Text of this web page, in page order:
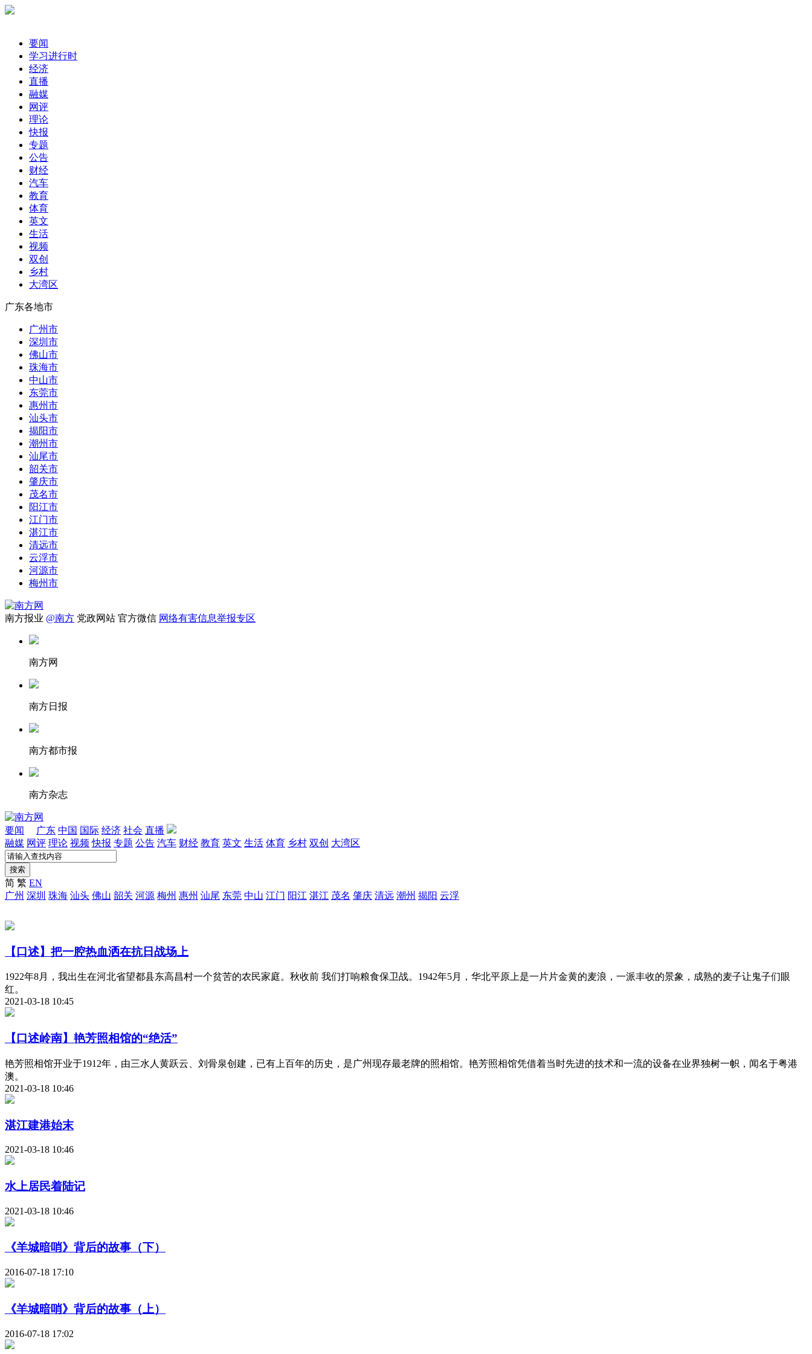
要闻
学习进行时
经济
直播
融媒
网评
理论
快报
专题
公告
财经
汽车
教育
体育
英文
生活
视频
双创
乡村
大湾区
广东各地市
广州市
深圳市
佛山市
珠海市
中山市
东莞市
惠州市
汕头市
揭阳市
潮州市
汕尾市
韶关市
肇庆市
茂名市
阳江市
江门市
湛江市
清远市
云浮市
河源市
梅州市
南方报业 @南方 党政网站 官方微信 网络有害信息举报专区
南方网
南方日报
南方都市报
南方杂志
要闻 广东 中国 国际 经济 社会 直播
融媒 网评 理论 视频 快报 专题 公告 汽车 财经 教育 英文 生活 体育 乡村 双创 大湾区
搜索
简 繁 EN
广州 深圳 珠海 汕头 佛山 韶关 河源 梅州 惠州 汕尾 东莞 中山 江门 阳江 湛江 茂名 肇庆 清远 潮州 揭阳 云浮
【口述】把一腔热血洒在抗日战场上
1922年8月，我出生在河北省望都县东高昌村一个贫苦的农民家庭。秋收前 我们打响粮食保卫战。1942年5月，华北平原上是一片片金黄的麦浪，一派丰收的景象，成熟的麦子让鬼子们眼
红。
2021-03-18 10:45
【口述岭南】艳芳照相馆的“绝活”
艳芳照相馆开业于1912年，由三水人黄跃云、刘骨泉创建，已有上百年的历史，是广州现存最老牌的照相馆。艳芳照相馆凭借着当时先进的技术和一流的设备在业界独树一帜，闻名于粤港
澳。
2021-03-18 10:46
湛江建港始末
2021-03-18 10:46
水上居民着陆记
2021-03-18 10:46
《羊城暗哨》背后的故事（下）
2016-07-18 17:10
《羊城暗哨》背后的故事（上）
2016-07-18 17:02